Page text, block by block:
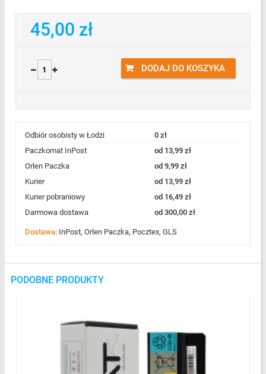
45,00 zł
DODAJ DO KOSZYKA
Odbiór osobisty w Łodzi
0 zł
Paczkomat InPost
od 13,99 zł
Orlen Paczka
od 9,99 zł
Kurier
od 13,99 zł
Kurier pobraniowy
od 16,49 zł
Darmowa dostawa
od 300,00 zł
Dostawa: InPost, Orlen Paczka, Pocztex, GLS
PODOBNE PRODUKTY